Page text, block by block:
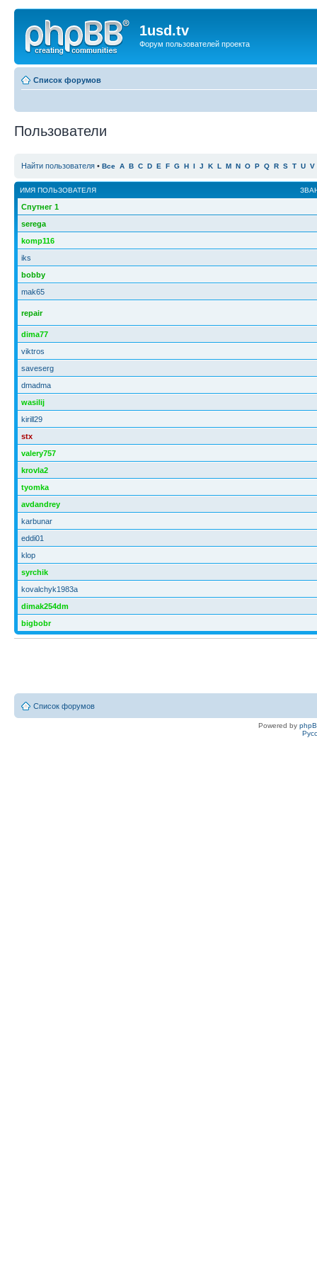
1usd.tv
Форум пользователей проекта
Список форумов
Пользователи
Найти пользователя • Все A B C D E F G H I J K L M N O P Q R S T U V
ИМЯ ПОЛЬЗОВАТЕЛЯ
Спутнег 1
serega
komp116
iks
bobby
mak65
repair
dima77
viktros
saveserg
dmadma
wasilij
kirill29
stx
valery757
krovla2
tyomka
avdandrey
karbunar
eddi01
klop
syrchik
kovalchyk1983a
dimak254dm
bigbobr
Список форумов
Powered by